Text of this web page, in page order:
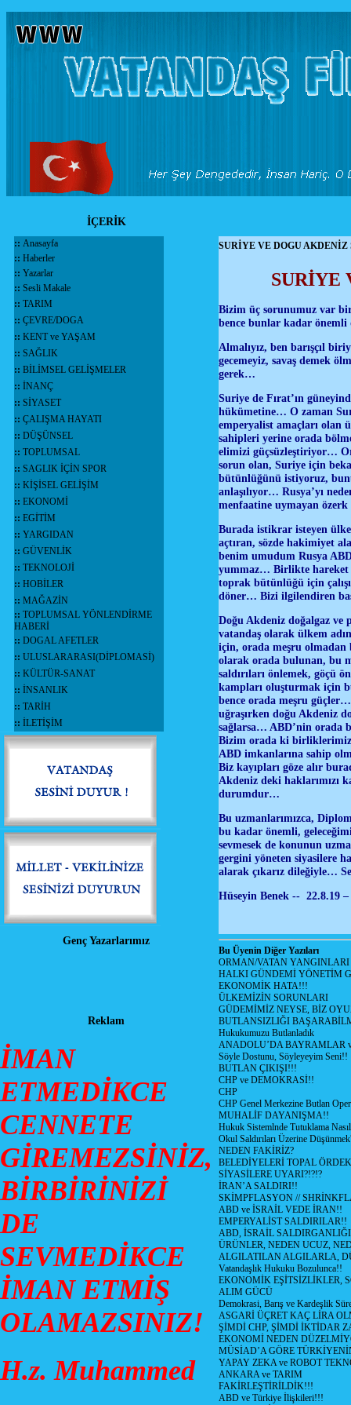
İÇERİK
:: Anasayfa
:: Haberler
:: Yazarlar
:: Sesli Makale
:: TARIM
:: ÇEVRE/DOGA
:: KENT ve YAŞAM
:: SAĞLIK
:: BİLİMSEL GELİŞMELER
:: İNANÇ
:: SİYASET
:: ÇALIŞMA HAYATI
:: DÜŞÜNSEL
:: TOPLUMSAL
:: SAGLIK İÇİN SPOR
:: KİŞİSEL GELİŞİM
:: EKONOMİ
:: EGİTİM
:: YARGIDAN
:: GÜVENLİK
:: TEKNOLOJİ
:: HOBİLER
:: MAĞAZİN
:: TOPLUMSAL YÖNLENDİRME
HABERİ
:: DOGAL AFETLER
:: ULUSLARARASI(DİPLOMASİ)
:: KÜLTÜR-SANAT
:: İNSANLIK
:: TARİH
:: İLETİŞİM
Genç Yazarlarımız
Reklam
İMAN
ETMEDİKCE
CENNETE
GİREMEZSİNİZ,
BİRBİRİNİZİ
DE
SEVMEDİKCE
İMAN ETMİŞ
OLAMAZSINIZ!
H.z. Muhammed
SURİYE VE DOGU AKDENİZ
SURİYE
Bizim üç sorunumuz var
bence bunlar kadar önemli
Almalıyız, ben barışçıl
gecemeyiz, savaş demek
gerek…
Suriye de Fırat’ın
hükümetine… O zaman
emperyalist amaçları olan
sahipleri yerine orada
elimizi güçsüzleştiriyor…
sorun olan, Suriye için
bütünlüğünü istiyoruz,
anlaşılıyor… Rusya’yı
menfaatine uymayan
Burada istikrar isteyen
açtıran, sözde hakimiyet
benim umudum Rusya
yummaz… Birlikte hareket
toprak bütünlüğü için
döner… Bizi ilgilendiren
Doğu Akdeniz doğalgaz ve
vatandaş olarak ülkem
için, orada meşru olmadan
olarak orada bulunan, bu
saldırıları önlemek, göçü
kampları oluşturmak için
bence orada meşru
uğraşırken doğu Akdeniz
sağlarsa… ABD’nin orada
Bizim orada ki
ABD imkanlarına sahip
Biz kayıpları göze alır
Akdeniz deki haklarımızı
durumdur…
Bu uzmanlarımızca,
bu kadar önemli,
sevmesek de konunun
gergini yöneten siyasilere
alarak çıkarız dileğiyle…
Hüseyin Benek -- 22.8.19
Bu Üyenin Diğer Yazıları
ORMAN/VATAN
HALKI GÜNDEMİ YÖNETİM
EKONOMİK HATA!!!
ÜLKEMİZİN SORUNLARI
GÜDEMİMİZ NEYSE, BİZ
BUTLANSIZLIĞI
Hukukumuzu Butlanladık
ANADOLU’DA BAYRAMLAR
Söyle Dostunu, Söyleyeyim Seni!!
BUTLAN ÇIKIŞI!!!
CHP ve DEMOKRASİ!!
CHP
CHP Genel Merkezine Butlan
MUHALİF DAYANIŞMA!!
Hukuk Sistemlnde Tutuklama
Okul Saldırıları Üzerine
NEDEN FAKİRİZ?
BELEDİYELERİ TOPAL
SİYASİLERE UYARI?!?!?
İRAN’A SALDIRI!!
SKİMPFLASYON //
ABD ve İSRAİL VEDE İRAN!!
EMPERYALİST SALDIRILAR!!
ABD, İSRAİL SALDIRGANLIĞI
ÜRÜNLER, NEDEN UCUZ,
ALGILATILAN ALGILARLA,
Vatandaşlık Hukuku Bozulunca!!
EKONOMİK EŞİTSİZLİKLER,
ALIM GÜCÜ
Demokrasi, Barış ve Kardeşlik
ASGARİ ÜÇRET KAÇ LİRA
ŞİMDİ CHP, ŞİMDİ İKTİDAR
EKONOMİ NEDEN
MÜSİAD’A GÖRE
YAPAY ZEKA ve ROBOT
ANKARA ve TARIM
FAKİRLEŞTİRİLDİK!!!
ABD ve Türkiye İlişkileri!!!